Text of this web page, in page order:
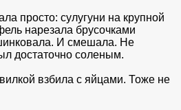
просто: сулугуни на крупной
нарезала брусочками
И смешала. Не
достаточно соленым.
взбила с яйцами. Тоже не